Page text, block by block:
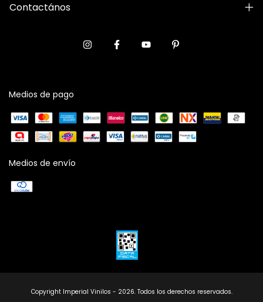
Contactános
Medios de pago
Medios de envío
Copyright Imperial Vinilos - 2026. Todos los derechos reservados.